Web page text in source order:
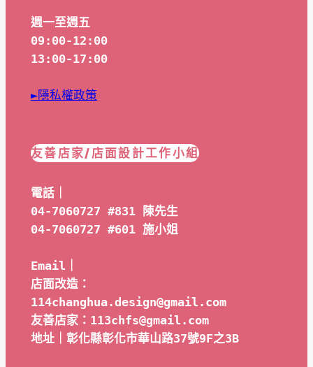
週一至週五
09:00-12:00
13:00-17:00
►隱私權政策
友善店家/店面設計工作小組
電話｜
04-7060727 #831 陳先生
04-7060727 #601 施小姐
Email｜
店面改造：
114changhua.design@gmail.com
友善店家：113chfs@gmail.com
地址｜彰化縣彰化市華山路37號9F之3B